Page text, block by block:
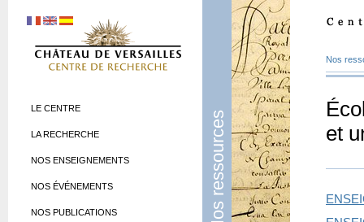
Nos ressources
Nos
et
LE CENTRE
LA RECHERCHE
NOS ENSEIGNEMENTS
NOS ÉVÉNEMENTS
NOS PUBLICATIONS